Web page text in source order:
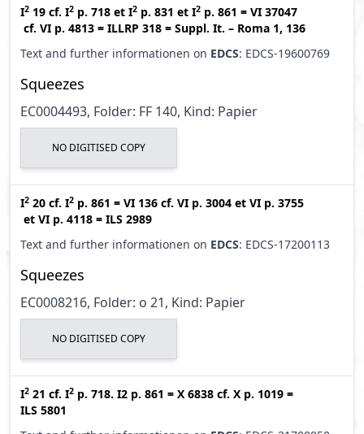
I2 19 cf. I2 p. 718 et I2 p. 831 et I2 p. 861 = VI 37047
cf. VI p. 4813 = ILLRP 318 = Suppl. It. – Roma 1, 136
Text and further informationen on EDCS: EDCS-19600769
Squeezes
EC0004493, Folder: FF 140, Kind: Papier
NO DIGITISED COPY
I2 20 cf. I2 p. 861 = VI 136 cf. VI p. 3004 et VI p. 3755
et VI p. 4118 = ILS 2989
Text and further informationen on EDCS: EDCS-17200113
Squeezes
EC0008216, Folder: o 21, Kind: Papier
NO DIGITISED COPY
I2 21 cf. I2 p. 718. I2 p. 861 = X 6838 cf. X p. 1019 =
ILS 5801